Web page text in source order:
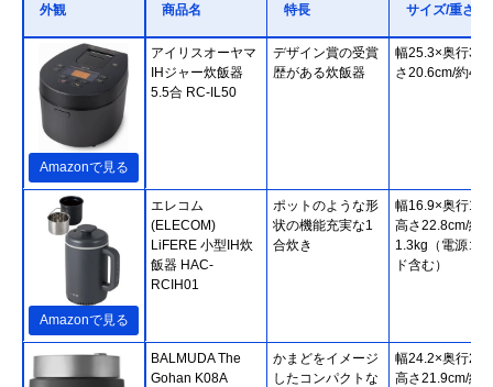
外観 商品名 特長 サイズ/重さ
Amazonで見る
アイリスオーヤマ
IHジャー炊飯器
5.5合 RC-IL50
デザイン賞の受賞
歴がある炊飯器
幅25.3×奥行
さ20.6cm/約
Amazonで見る
エレコム
(ELECOM)
LiFERE 小型IH炊
飯器 HAC-
RCIH01
ポットのような形
状の機能充実な1
合炊き
幅16.9×奥行
高さ22.8cm/約
1.3kg（電源コー
ド含む）
BALMUDA The
Gohan K08A
かまどをイメージ
したコンパクトな
幅24.2×奥行
高さ21.9cm/約